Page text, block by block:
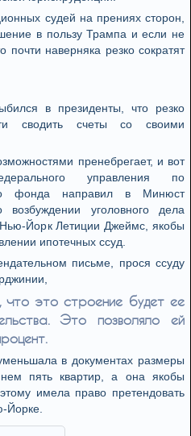
судей на прениях сторон,
в пользу Трампа и если не
почти наверняка резко сократят
в президенты, что резко
сводить счеты со своими
пренебрегает, и вот
управления по
фонда направил в Минюст
уголовного дела
Йорк Летиции Джеймс, якобы
ипотечных ссуд.
письме, прося ссуду
что это строение будет ее
Это позволяло ей
в документах размеры
пять квартир, а она якобы
имела право претендовать
Йорке.